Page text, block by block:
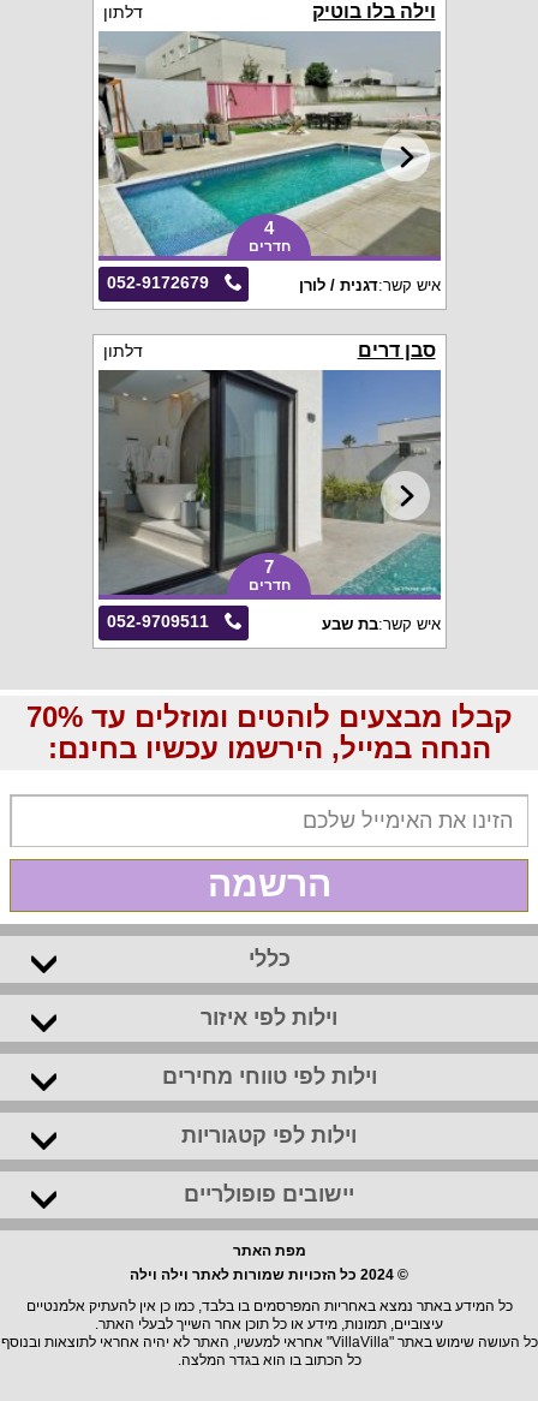
וילה בלו בוטיק דלתון
4
חדרים
052-9172679 איש קשר:דגנית / לורן
סבן דרים דלתון
7
חדרים
052-9709511 איש קשר:בת שבע
קבלו מבצעים לוהטים ומוזלים עד 70%
הנחה במייל, הירשמו עכשיו בחינם:
הרשמה
כללי
וילות לפי איזור
וילות לפי טווחי מחירים
וילות לפי קטגוריות
יישובים פופולריים
מפת האתר
© 2024 כל הזכויות שמורות לאתר וילה וילה
כל המידע באתר נמצא באחריות המפרסמים בו בלבד, כמו כן אין להעתיק אלמנטיים
עיצוביים, תמונות, מידע או כל תוכן אחר השייך לבעלי האתר.
כל העושה שימוש באתר "VillaVilla" אחראי למעשיו, האתר לא יהיה אחראי לתוצאות ובנוסף
כל הכתוב בו הוא בגדר המלצה.